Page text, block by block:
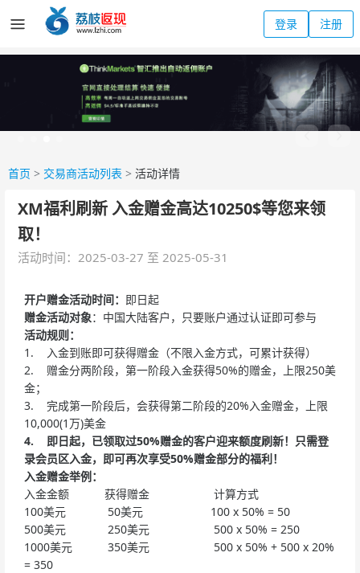
登录 注册
首页 > 交易商活动列表 > 活动详情
XM福利刷新 入金赠金高达10250$等您来领
取！
活动时间：2025-03-27 至 2025-05-31
开户赠金活动时间： 即日起
赠金活动对象：中国大陆客户，只要账户通过认证即可参与
活动规则：
1. 入金到账即可获得赠金（不限入金方式，可累计获得）
2. 赠金分两阶段，第一阶段入金获得50%的赠金，上限250美
金；
3. 完成第一阶段后，会获得第二阶段的20%入金赠金，上限
10,000(1万)美金
4. 即日起，已领取过50%赠金的客户迎来额度刷新！只需登
录会员区入金，即可再次享受50%赠金部分的福利！
入金赠金举例：
入金金额 获得赠金 计算方式
100美元 50美元 100 x 50% = 50
500美元 250美元 500 x 50% = 250
1000美元 350美元 500 x 50% + 500 x 20%
= 350